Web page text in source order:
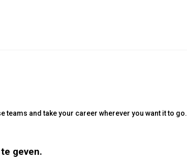
teams and take your career wherever you want it to go.
geven.